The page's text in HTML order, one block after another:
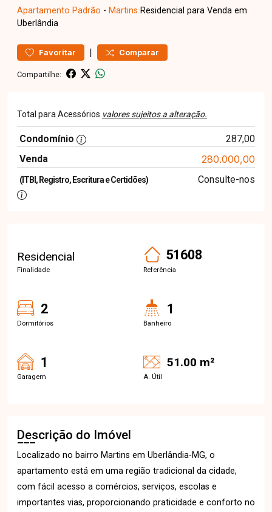
Apartamento Padrão - Martins Residencial para Venda em
Uberlândia
Favoritar | Comparar
Compartilhe:
Total para Acessórios valores sujeitos a alteração.
Condomínio
287,00
Venda
280.000,00
(ITBI, Registro, Escritura e Certidões) Consulte-nos
Residencial
Finalidade
51608
Referência
2
Dormitórios
1
Banheiro
1
Garagem
51.00 m²
A. Útil
Descrição do Imóvel
Localizado no bairro Martins em Uberlândia-MG, o
apartamento está em uma região tradicional da cidade,
com fácil acesso a comércios, serviços, escolas e
importantes vias, proporcionando praticidade e conforto no